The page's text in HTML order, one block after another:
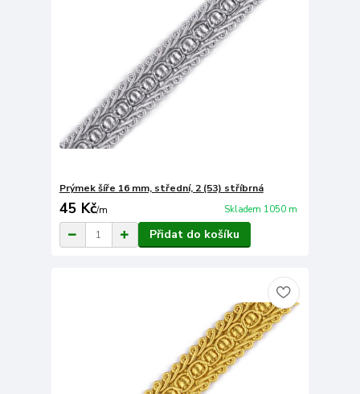
Prýmek šíře 16 mm, střední, 2 (53) stříbrná
45 Kč/m Skladem 1050 m
Přidat do košíku